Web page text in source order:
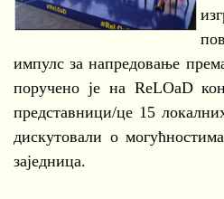
импулс за напредовање
поручено је на ReLOaD
представници/це 15
дискутовали о
заједница.